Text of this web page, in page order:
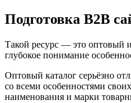
Подготовка B2B
Такой ресурс — это оптовый
глубокое понимание
Оптовый каталог серьёзно
со всеми особенностями
наименования и марки